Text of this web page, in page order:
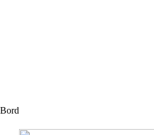
Bord